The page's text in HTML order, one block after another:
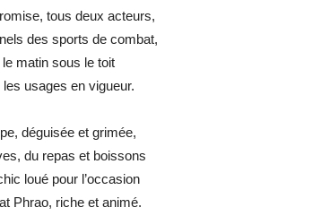
tous deux acteurs,
des sports de combat,
le matin sous le toit
les usages en vigueur.
déguisée et grimée,
du repas et boissons
loué pour l’occasion
Phrao, riche et animé.